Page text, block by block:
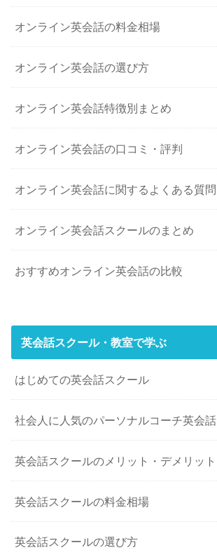
オンライン英会話の料金相場
オンライン英会話の選び方
オンライン英会話特徴別まとめ
オンライン英会話の口コミ・評判
オンライン英会話に関するよくある質問
オンライン英会話スクールのまとめ
おすすめオンライン英会話の比較
英会話スクール・教室で学ぶ
はじめての英会話スクール
社会人に人気のパーソナルコーチ英会話
英会話スクールのメリット・デメリット
英会話スクールの料金相場
英会話スクールの選び方